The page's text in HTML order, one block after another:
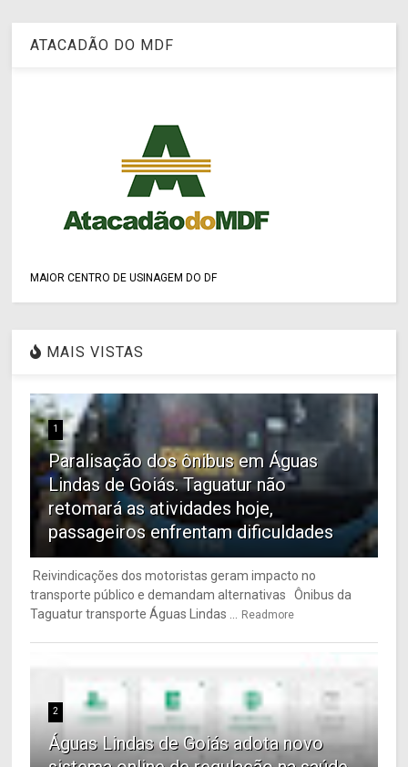
ATACADÃO DO MDF
MAIOR CENTRO DE USINAGEM DO DF
MAIS VISTAS
1
Paralisação dos ônibus em Águas
Lindas de Goiás. Taguatur não
retomará as atividades hoje,
passageiros enfrentam dificuldades
Reivindicações dos motoristas geram impacto no
transporte público e demandam alternativas Ônibus da
Taguatur transporte Águas Lindas ... Readmore
2
Águas Lindas de Goiás adota novo